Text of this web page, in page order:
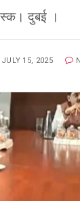
दुबई ।
JULY 15, 2025